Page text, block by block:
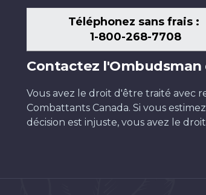
Téléphonez sans frais :
1-800-268-7708
Contactez l'Ombudsman
Vous avez le droit d'être traité avec
Combattants Canada. Si vous
décision est injuste, vous avez le